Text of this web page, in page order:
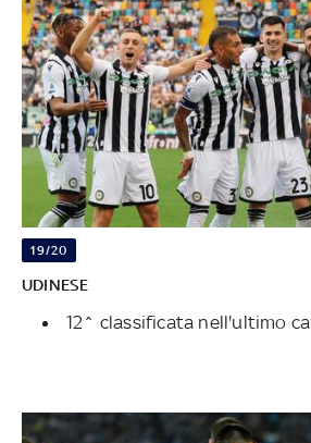
19/20
UDINESE
12^ classificata nell'ultimo